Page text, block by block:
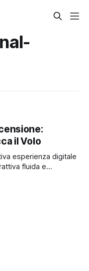
il Volo
esperienza digitale
fluida e